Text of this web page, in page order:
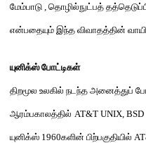
மேம்பாடு , தொழில்நுட்பத்
என்பதையும் இந்த விவாதத்தின்
யுனிக்ஸ்போட்டிகள்
திறமூல உலகில் நடந்த அனைத்துப்
ஆரம்பகாலத்தில் AT&T UNIX,
யுனிக்ஸ் 1960களின் பிற்பகுதியில்